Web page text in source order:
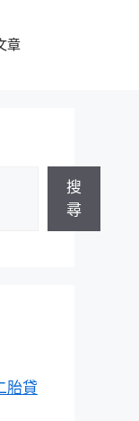
章
搜
尋
胎貸